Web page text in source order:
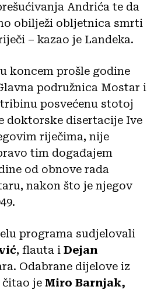
Andrića te da
obilježi obljetnica smrti
– kazao je Landeka.
koncem prošle godine
podružnica Mostar i
posvećenu stotoj
doktorske disertacije Ive
riječima, nije
tim događajem
od obnove rada
nakon što je njegov
programa sudjelovali
, flauta i Dejan
Odabrane dijelove iz
je Miro Barnjak,